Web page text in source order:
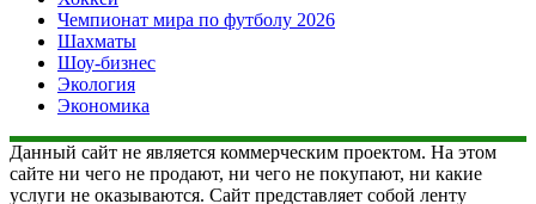
Чемпионат мира по футболу 2026
Шахматы
Шоу-бизнес
Экология
Экономика
Данный сайт не является коммерческим проектом. На этом
сайте ни чего не продают, ни чего не покупают, ни какие
услуги не оказываются. Сайт представляет собой ленту